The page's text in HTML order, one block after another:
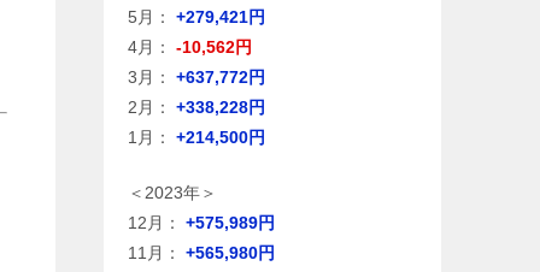
5月：
+279,421円
4月：
-10,562円
3月：
+637,772円
2月：
+338,228円
1月：
+214,500円
＜2023年＞
12月：
+575,989円
11月：
+565,980円